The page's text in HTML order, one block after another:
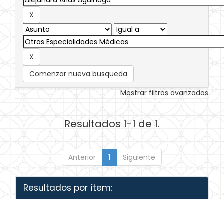
Comenzar nueva busqueda
Mostrar filtros avanzados
Resultados 1-1 de 1.
Anterior 1 Siguiente
Resultados por ítem: